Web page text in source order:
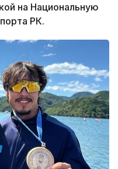
на Национальную
РК.